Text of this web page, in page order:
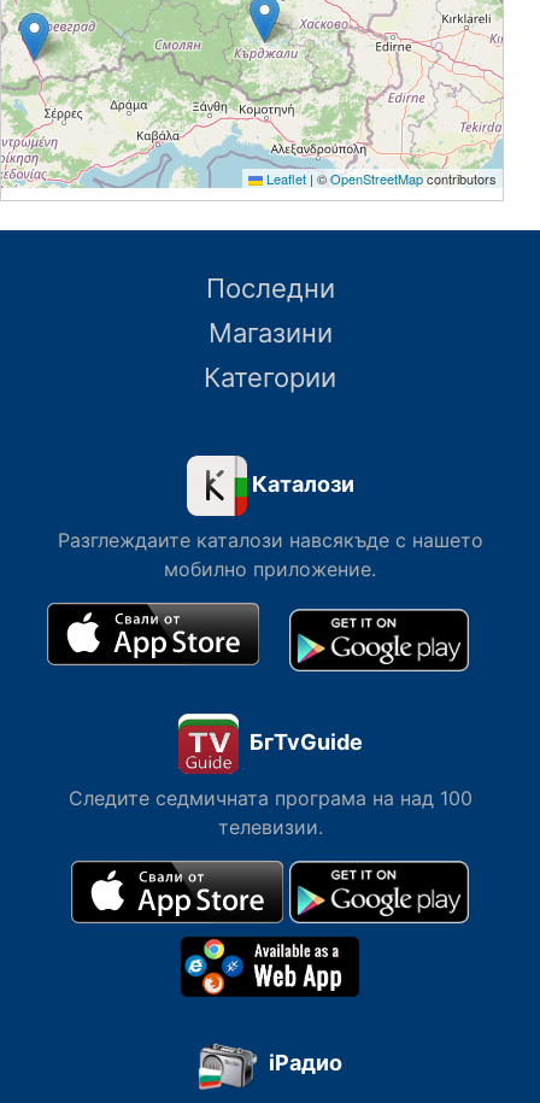
няколко основни сектора.
Leaflet | ©OpenStreetMapcontributors
Последни
Магазини
Категории
Каталози
Разглеждаите каталози навсякъде с нашето
мобилно приложение.
БгTvGuide
Следите седмичната програма на над 100
телевизии.
iРадио